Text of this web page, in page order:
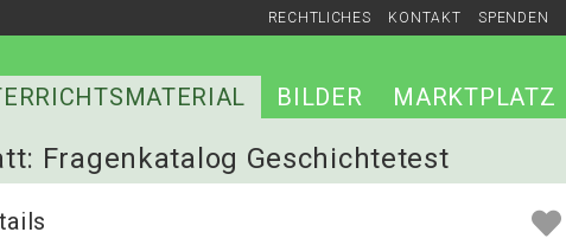
RECHTLICHES KONTAKT SPENDEN
BILDER MARKTPLATZ
Fragenkatalog Geschichtetest